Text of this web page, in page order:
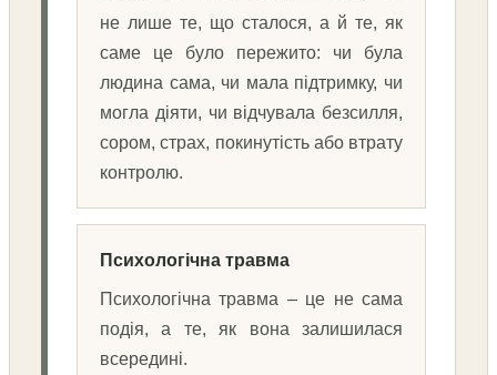
не лише те, що сталося, а й те, як
саме це було пережито: чи була
людина сама, чи мала підтримку, чи
могла діяти, чи відчувала безсилля,
сором, страх, покинутість або втрату
контролю.
Психологічна травма
Психологічна травма – це не сама
подія, а те, як вона залишилася
всередині.